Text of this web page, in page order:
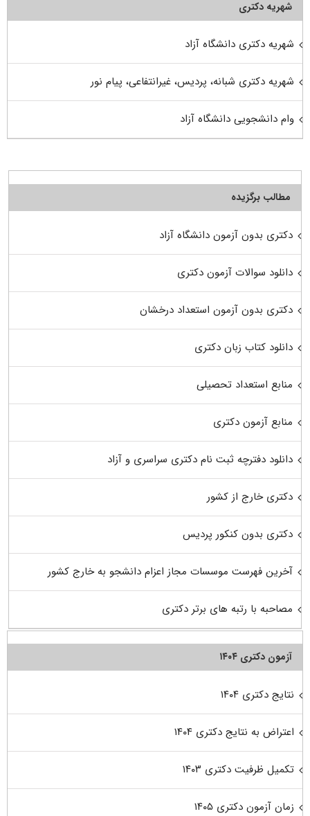
شهریه دکتری
شهریه دکتری دانشگاه آزاد
شهریه دکتری شبانه، پردیس، غیرانتفاعی، پیام نور
وام دانشجویی دانشگاه آزاد
مطالب برگزیده
دکتری بدون آزمون دانشگاه آزاد
دانلود سوالات آزمون دکتری
دکتری بدون آزمون استعداد درخشان
دانلود کتاب زبان دکتری
منابع استعداد تحصیلی
منابع آزمون دکتری
دانلود دفترچه ثبت نام دکتری سراسری و آزاد
دکتری خارج از کشور
دکتری بدون کنکور پردیس
آخرین فهرست موسسات مجاز اعزام دانشجو به خارج کشور
مصاحبه با رتبه های برتر دکتری
آزمون دکتری ۱۴۰۴
نتایج دکتری ۱۴۰۴
اعتراض به نتایج دکتری ۱۴۰۴
تکمیل ظرفیت دکتری ۱۴۰۳
زمان آزمون دکتری ۱۴۰۵